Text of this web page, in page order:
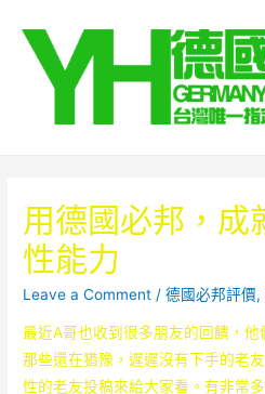
用德國必邦，成
性能力
Leave a Comment /德國必邦評價,
最近A哥也收到很多朋友的回饋，
那些還在猶豫，遲遲沒有下手的老
性的老友投稿來給大家看。有非常